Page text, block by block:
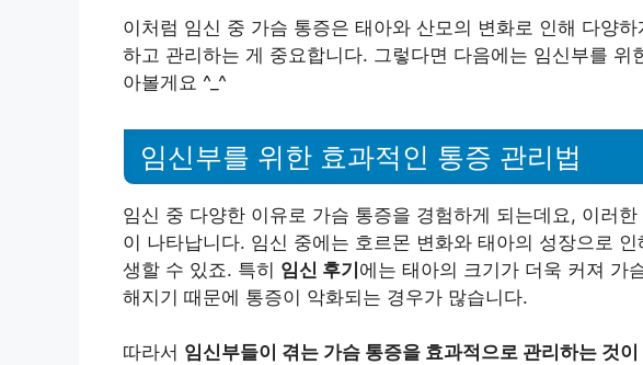
이처럼 임신 중 가슴 통증은 태아와 산모의 변화로 인해 다양
하고 관리하는 게 중요합니다. 그렇다면 다음에는 임신부를 위
아볼게요 ^_^
임신부를 위한 효과적인 통증 관리법
임신 중 다양한 이유로 가슴 통증을 경험하게 되는데요, 이러한
이 나타납니다. 임신 중에는 호르몬 변화와 태아의 성장으로
생할 수 있죠. 특히 임신 후기에는 태아의 크기가 더욱 커져 가
해지기 때문에 통증이 악화되는 경우가 많습니다.
따라서 임신부들이 겪는 가슴 통증을 효과적으로 관리하는 것